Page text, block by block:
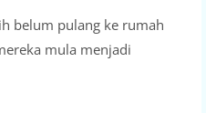
belum pulang ke rumah
mula menjadi